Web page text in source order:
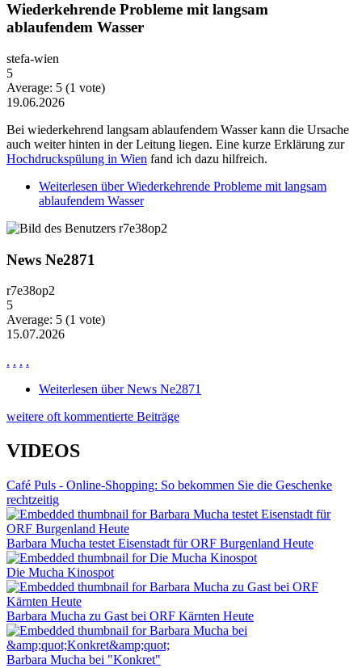
Wiederkehrende Probleme mit langsam
ablaufendem Wasser
stefa-wien
5
Average: 5 (1 vote)
19.06.2026
Bei wiederkehrend langsam ablaufendem Wasser kann die Ursache
auch weiter hinten in der Leitung liegen. Eine kurze Erklärung zur
Hochdruckspülung in Wien fand ich dazu hilfreich.
Weiterlesen über Wiederkehrende Probleme mit langsam
ablaufendem Wasser
News Ne2871
r7e38op2
5
Average: 5 (1 vote)
15.07.2026
. . . .
Weiterlesen über News Ne2871
weitere oft kommentierte Beiträge
VIDEOS
Café Puls - Online-Shopping: So bekommen Sie die Geschenke
rechtzeitig
Barbara Mucha testet Eisenstadt für ORF Burgenland Heute
Die Mucha Kinospot
Barbara Mucha zu Gast bei ORF Kärnten Heute
Barbara Mucha bei "Konkret"